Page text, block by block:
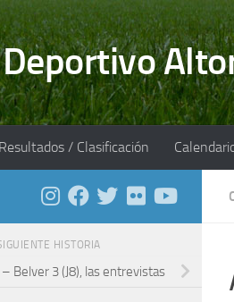
Resultados / Clasificación
HISTORIA
Belver 3 (J8), las entrevistas